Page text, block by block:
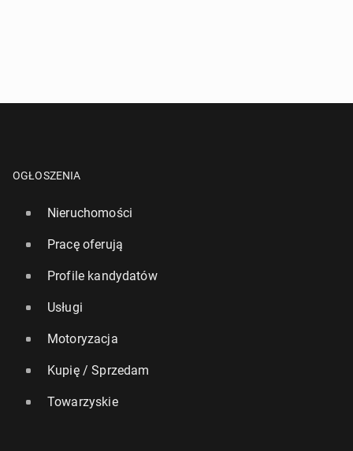
OGŁOSZENIA
Nieruchomości
Pracę oferują
Profile kandydatów
Usługi
Motoryzacja
Kupię / Sprzedam
Towarzyskie